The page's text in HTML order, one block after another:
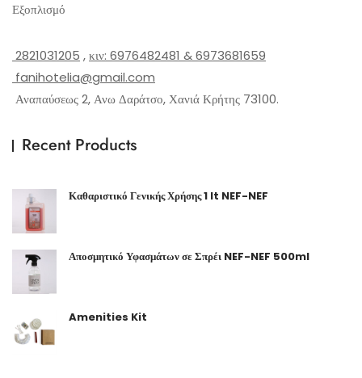
Εξοπλισμό
2821031205 ,κιν: 6976482481 & 6973681659
fanihotelia@gmail.com
Αναπαύσεως 2, Ανω Δαράτσο, Χανιά Κρήτης 73100.
Recent Products
Καθαριστικό Γενικής Χρήσης 1 lt NEF-NEF
Αποσμητικό Υφασμάτων σε Σπρέι NEF-NEF 500ml
Amenities Kit